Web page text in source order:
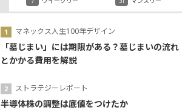
マネックス人生100年デザイン
「墓じまい」には期限がある？墓じまいの流れ
とかかる費用を解説
ストラテジーレポート
半導体株の調整は底値をつけたか